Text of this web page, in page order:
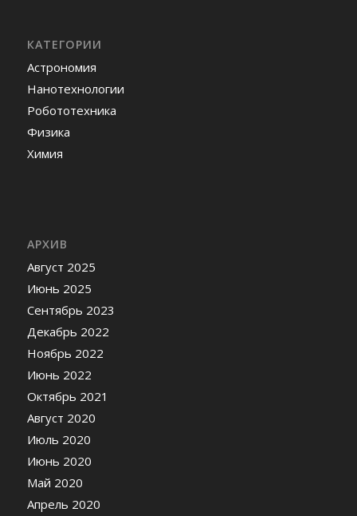
КАТЕГОРИИ
Астрономия
Нанотехнологии
Робототехника
Физика
Химия
АРХИВ
Август 2025
Июнь 2025
Сентябрь 2023
Декабрь 2022
Ноябрь 2022
Июнь 2022
Октябрь 2021
Август 2020
Июль 2020
Июнь 2020
Май 2020
Апрель 2020